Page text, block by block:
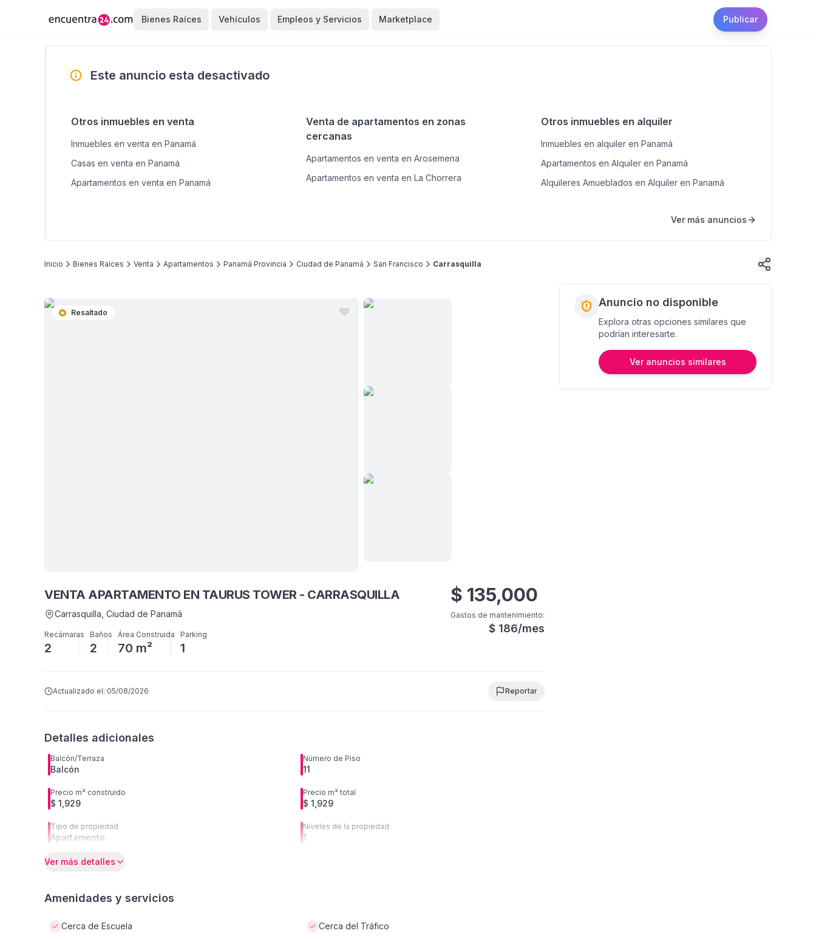
Bienes Raíces Vehículos Empleos y Servicios Marketplace Publicar
Este anuncio esta desactivado
Otros inmuebles en venta
Inmuebles en venta en Panamá
Casas en venta en Panamá
Apartamentos en venta en Panamá
Venta de apartamentos en zonas
cercanas
Apartamentos en venta en Arosemena
Apartamentos en venta en La Chorrera
Otros inmuebles en alquiler
Inmuebles en alquiler en Panamá
Apartamentos en Alquiler en Panamá
Alquileres Amueblados en Alquiler en Panamá
Ver más anuncios
Inicio Bienes Raíces Venta Apartamentos Panamá Provincia Ciudad de Panamá San Francisco Carrasquilla
Resaltado
VENTA APARTAMENTO EN TAURUS TOWER - CARRASQUILLA
Carrasquilla , Ciudad de Panamá
Recámaras
2
Baños
2
Área Construida
70 m²
Parking
1
$ 135,000
Gastos de mantenimiento:
$ 186/mes
Actualizado el: 05/08/2026 Reportar
Detalles adicionales
Balcón/Terraza
Balcón
Número de Piso
11
Precio m² construido
$ 1,929
Precio m² total
$ 1,929
Tipo de propiedad
Apartamento
Niveles de la propiedad
1
Ver más detalles
Amenidades y servicios
Cerca de Escuela Cerca del Tráfico
Anuncio no disponible
Explora otras opciones similares que
podrían interesarte.
Ver anuncios similares